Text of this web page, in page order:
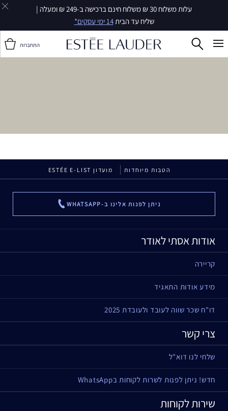
עלות משלוח 30 ₪ משלוח חינם ברכישה ב-249 ₪ ומעלה |
שליח עד הבית14 ימי עסקים*
התחברות
הטבות מיוחדות מועדון ESTÉE E-LIST
ניתן לפנות אלינו ב-WHATSAPP ...
אודות אסתי לאודר
קריירה
מידע אודות התאגיד
דו"ח שכר שווה לעובד ולעובדת 2025
צרי קשר
שלחי לנו דוא"ל
חדש! ניתן לפנות לשרות לקוחות בWhatsApp
שירות לקוחות